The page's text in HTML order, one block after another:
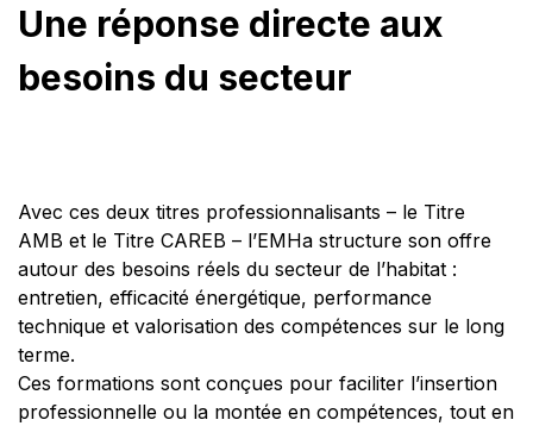
Une réponse directe aux
besoins du secteur
Avec ces deux titres professionnalisants – le Titre
AMB et le Titre CAREB – l’EMHa structure son offre
autour des besoins réels du secteur de l’habitat :
entretien, efficacité énergétique, performance
technique et valorisation des compétences sur le long
terme.
Ces formations sont conçues pour faciliter l’insertion
professionnelle ou la montée en compétences, tout en